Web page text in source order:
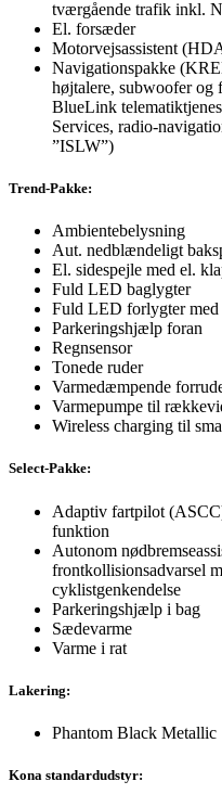
tværgående trafik inkl.
El. forsæder
Motorvejsassistent
Navigationspakke
højtalere, subwoofer og
BlueLink
Services, radio-
”ISLW”)
Trend-Pakke:
Ambientebelysning
Aut. nedblændeligt
El. sidespejle med el.
Fuld LED baglygter
Fuld LED forlygter
Parkeringshjælp foran
Regnsensor
Tonede ruder
Varmedæmpende
Varmepumpe til
Wireless charging til
Select-Pakke:
Adaptiv fartpilot
funktion
Autonom
frontkollisionsadvarsel
cyklistgenkendelse
Parkeringshjælp i bag
Sædevarme
Varme i rat
Lakering:
Phantom Black Metallic
Kona standardudstyr: